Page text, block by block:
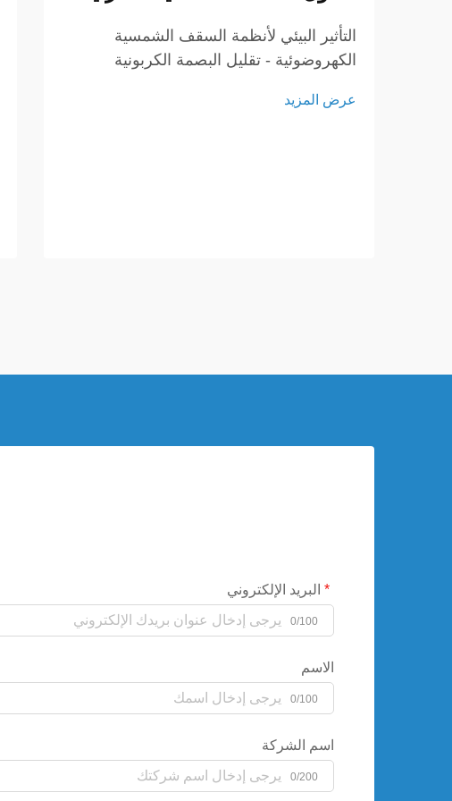
التأثير البيئي لأنظمة السقف الشمسية
الكهروضوئية - تقليل البصمة الكربونية
الكهروضوئية دورًا كبيرًا في تقليل الاعتماد
عرض المزيد
البريد الإلكتروني
0/100
الاسم
0/100
اسم الشركة
0/200